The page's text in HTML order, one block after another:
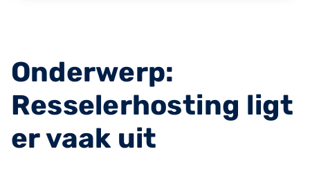
Onderwerp:
Resselerhosting ligt
er vaak uit